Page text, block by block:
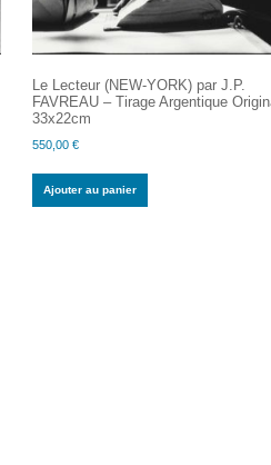
Le Lecteur (NEW-YORK) par J.P.
FAVREAU – Tirage Argentique
33x22cm
550,00€
Ajouter au panier